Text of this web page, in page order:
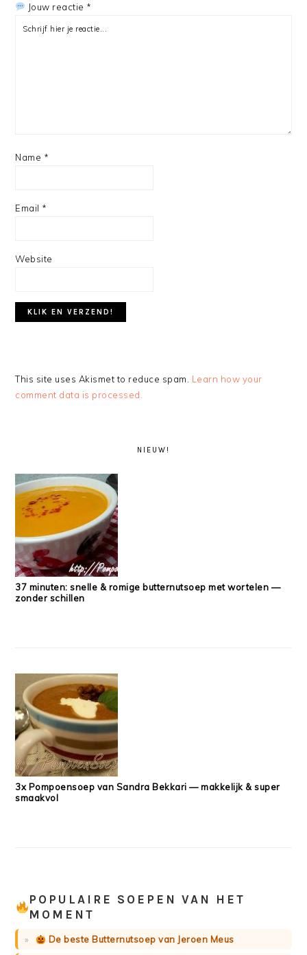
Jouw reactie *
Name *
Email *
Website
This site uses Akismet to reduce spam. Learn how your
comment data is processed.
NIEUW!
37 minuten: snelle & romige butternutsoep met wortelen —
zonder schillen
3x Pompoensoep van Sandra Bekkari — makkelijk & super
smaakvol
POPULAIRE SOEPEN VAN HET
MOMENT
De beste Butternutsoep van Jeroen Meus